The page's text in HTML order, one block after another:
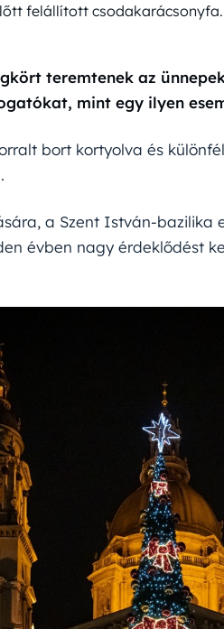
felállított
teremtenek az
mint egy ilyen
bort kortyolva és
a Szent István-bazilika
évben nagy érdeklődést